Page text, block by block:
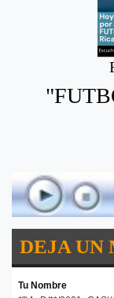
DEJA UN